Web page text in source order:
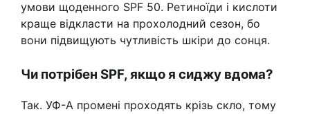
умови щоденного SPF 50. Ретиноїди і кислоти
краще відкласти на прохолодний сезон, бо
вони підвищують чутливість шкіри до сонця.
Чи потрібен SPF, якщо я сиджу вдома?
Так. УФ-А промені проходять крізь скло, тому